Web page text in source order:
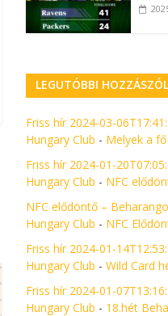
LEGUTÓBBI
Friss hír 2024-03-
Hungary Club - Melyek a
Friss hír 2024-01-
Hungary Club - NFC
NFC elődöntő –
Hungary Club - NFC
Friss hír 2024-01-
Hungary Club - Wild Card
Friss hír 2024-01-
Hungary Club - 18.hét